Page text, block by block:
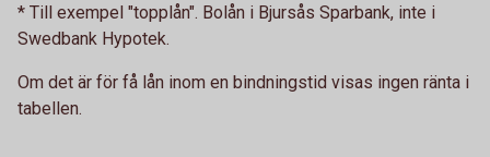
* Till exempel "topplån". Bolån i Bjursås Sparbank, inte i
Swedbank Hypotek.
Om det är för få lån inom en bindningstid visas ingen ränta i
tabellen.